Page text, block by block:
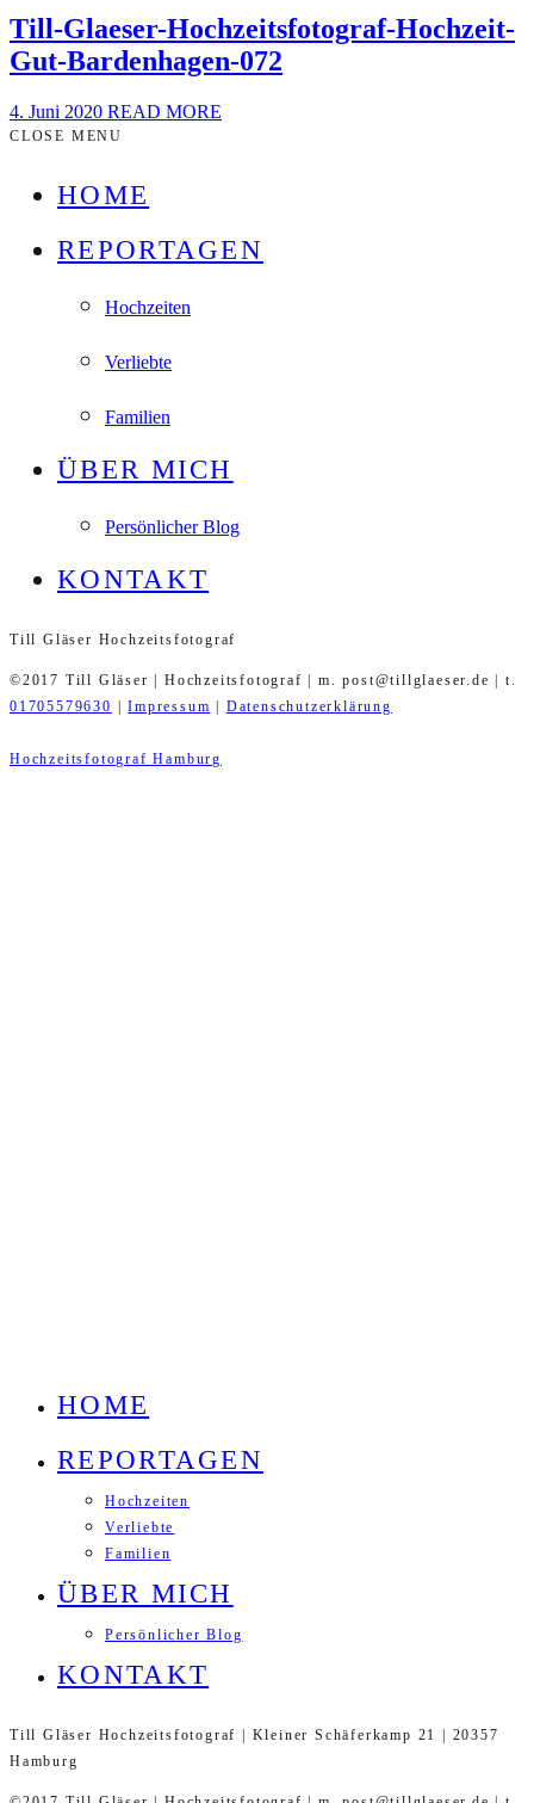
Till-Glaeser-Hochzeitsfotograf-Hochzeit-
Gut-Bardenhagen-072
4. Juni 2020 READ MORE
CLOSE MENU
HOME
REPORTAGEN
Hochzeiten
Verliebte
Familien
ÜBER MICH
Persönlicher Blog
KONTAKT
Till Gläser Hochzeitsfotograf
©2017 Till Gläser | Hochzeitsfotograf | m. post@tillglaeser.de | t.
01705579630
|Impressum Datenschutzerklärung
Hochzeitsfotograf Hamburg
HOME
REPORTAGEN
Hochzeiten
Verliebte
Familien
ÜBER MICH
Persönlicher Blog
KONTAKT
Till Gläser Hochzeitsfotograf | Kleiner Schäferkamp 21 | 20357
Hamburg